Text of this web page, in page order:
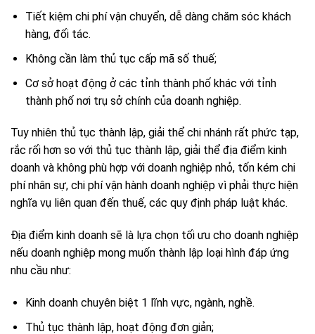
Tiết kiệm chi phí vận chuyển, dễ dàng chăm sóc khách
hàng, đối tác.
Không cần làm thủ tục cấp mã số thuế;
Cơ sở hoạt động ở các tỉnh thành phố khác với tỉnh
thành phố nơi trụ sở chính của doanh nghiệp.
Tuy nhiên thủ tục thành lập, giải thể chi nhánh rất phức tạp,
rắc rối hơn so với thủ tục thành lập, giải thể địa điểm kinh
doanh và không phù hợp với doanh nghiệp nhỏ, tốn kém chi
phí nhân sự, chi phí vận hành doanh nghiệp vì phải thực hiện
nghĩa vụ liên quan đến thuế, các quy định pháp luật khác.
Địa điểm kinh doanh sẽ là lựa chọn tối ưu cho doanh nghiệp
nếu doanh nghiệp mong muốn thành lập loại hình đáp ứng
nhu cầu như:
Kinh doanh chuyên biệt 1 lĩnh vực, ngành, nghề.
Thủ tục thành lập, hoạt động đơn giản;